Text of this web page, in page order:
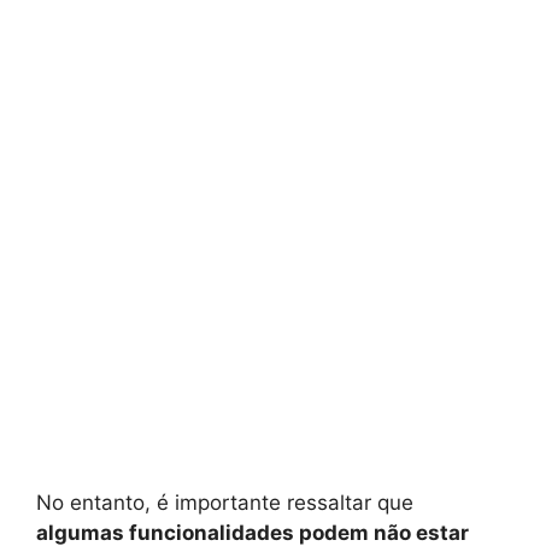
No entanto, é importante ressaltar que
algumas funcionalidades podem não estar